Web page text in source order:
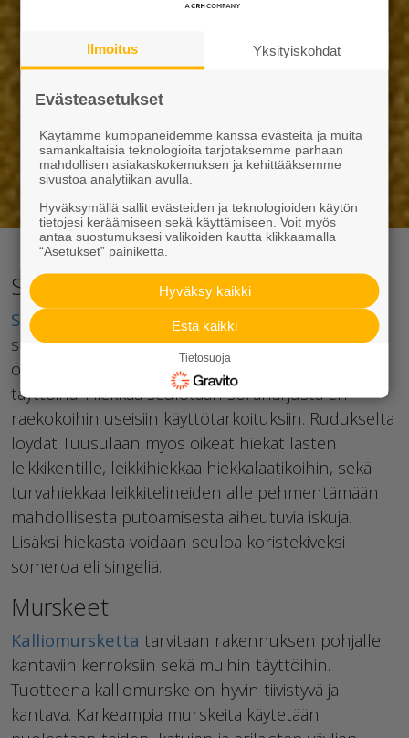
Sora ja hiekka
Sora ja hiekka
käyvät piha- ja tierakentamiseen
sekä talon maarakennusmateriaaliksi. Hiekan rooli
on usein toimia asennushiekkana tai suurempina
täyttöinä. Hiekkaa seulotaan soraharjusta eri
raekokoihin useisiin käyttötarkoituksiin. Rudukselta
löydät Tuusulaan myös oikeat hiekat lasten
leikkikentille, leikkihiekkaa hiekkalaatikoihin, sekä
turvahiekkaa leikkitelineiden alle pehmentämään
mahdollisesta putoamisesta aiheutuvia iskuja.
Lisäksi hiekasta voidaan seuloa koristekiveksi
someroa eli singeliä.
Murskeet
Kalliomursketta tarvitaan rakennuksen pohjalle
kantaviin kerroksiin sekä muihin täyttöihin.
Tuotteena kalliomurske on hyvin tiivistyvä ja
kantava. Karkeampia murskeita käytetään
Ilmoitus Yksityiskohdat
Evästeasetukset
Käytämme kumppaneidemme kanssa evästeitä ja muita
samankaltaisia teknologioita tarjotaksemme parhaan
mahdollisen asiakaskokemuksen ja kehittääksemme
sivustoa analytiikan avulla.
Hyväksymällä sallit evästeiden ja teknologioiden käytön
tietojesi keräämiseen sekä käyttämiseen. Voit myös
antaa suostumuksesi valikoiden kautta klikkaamalla
“Asetukset” painiketta.
Hyväksy kaikki
Estä kaikki
Tietosuoja